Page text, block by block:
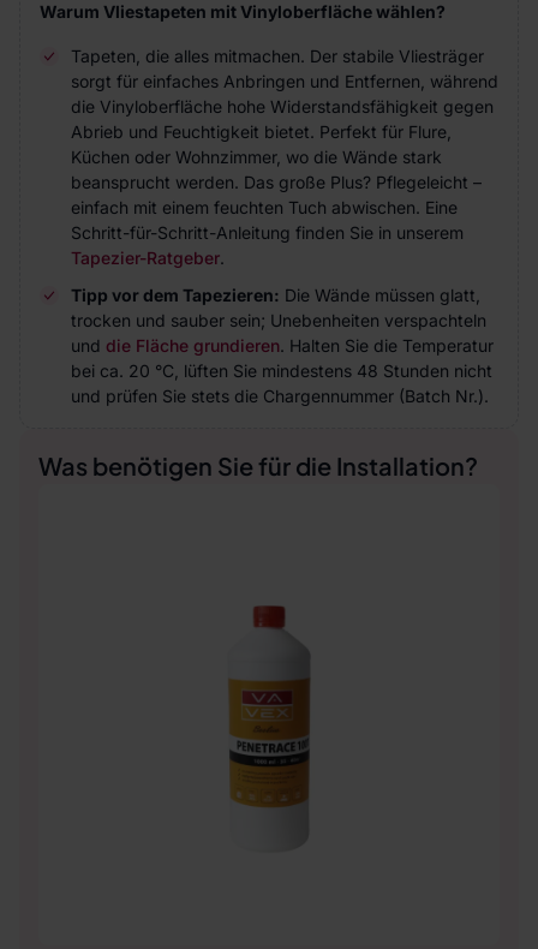
Warum Vliestapeten mit Vinyloberfläche wählen?
Tapeten, die alles mitmachen. Der stabile Vliesträger
sorgt für einfaches Anbringen und Entfernen, während
die Vinyloberfläche hohe Widerstandsfähigkeit gegen
Abrieb und Feuchtigkeit bietet. Perfekt für Flure,
Küchen oder Wohnzimmer, wo die Wände stark
beansprucht werden. Das große Plus? Pflegeleicht –
einfach mit einem feuchten Tuch abwischen. Eine
Schritt-für-Schritt-Anleitung finden Sie in unserem
Tapezier-Ratgeber.
Tipp vor dem Tapezieren: Die Wände müssen glatt,
trocken und sauber sein; Unebenheiten verspachteln
und die Fläche grundieren. Halten Sie die Temperatur
bei ca. 20 °C, lüften Sie mindestens 48 Stunden nicht
und prüfen Sie stets die Chargennummer (Batch Nr.).
Was benötigen Sie für die Installation?